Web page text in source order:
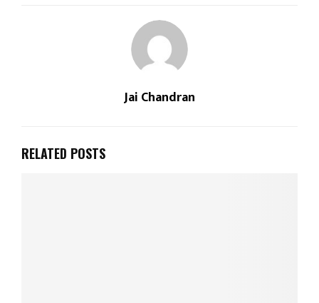
Jai Chandran
RELATED POSTS